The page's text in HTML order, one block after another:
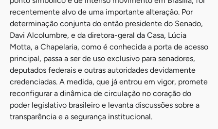
recentemente alvo de uma importante alteração. Por
determinação conjunta do então presidente do Senado,
Davi Alcolumbre, e da diretora-geral da Casa, Lúcia
Motta, a Chapelaria, como é conhecida a porta de acesso
principal, passa a ser de uso exclusivo para senadores,
deputados federais e outras autoridades devidamente
credenciadas. A medida, que já entrou em vigor, promete
reconfigurar a dinâmica de circulação no coração do
poder legislativo brasileiro e levanta discussões sobre a
transparência e a segurança institucional.